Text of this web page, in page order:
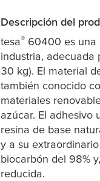
Descripción del
tesa® 60400 es una
industria, adecuada
30 kg). El material
también conocido
materiales
azúcar. El adhesivo
resina de base
y a su
biocarbón del 98%
reducida.